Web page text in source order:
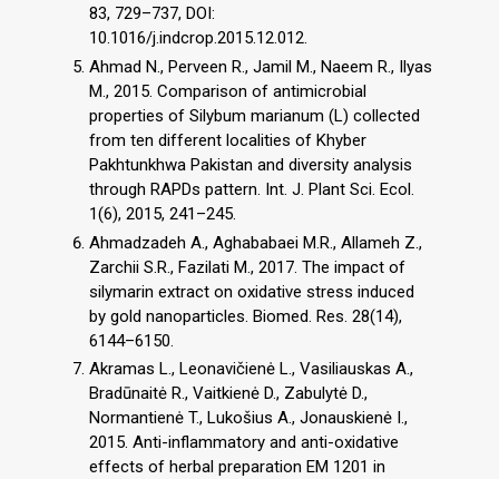
83, 729–737, DOI:
10.1016/j.indcrop.2015.12.012.
Ahmad N., Perveen R., Jamil M., Naeem R., Ilyas
M., 2015. Comparison of antimicrobial
properties of Silybum marianum (L) collected
from ten different localities of Khyber
Pakhtunkhwa Pakistan and diversity analysis
through RAPDs pattern. Int. J. Plant Sci. Ecol.
1(6), 2015, 241–245.
Ahmadzadeh A., Aghababaei M.R., Allameh Z.,
Zarchii S.R., Fazilati M., 2017. The impact of
silymarin extract on oxidative stress induced
by gold nanoparticles. Biomed. Res. 28(14),
6144–6150.
Akramas L., Leonavičienė L., Vasiliauskas A.,
Bradūnaitė R., Vaitkienė D., Zabulytė D.,
Normantienė T., Lukošius A., Jonauskienė I.,
2015. Anti-inflammatory and anti-oxidative
effects of herbal preparation EM 1201 in